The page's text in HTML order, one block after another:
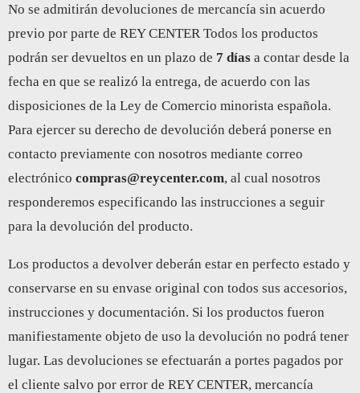
No se admitirán devoluciones de mercancía sin acuerdo
previo por parte de REY CENTER Todos los productos
podrán ser devueltos en un plazo de 7 días a contar desde la
fecha en que se realizó la entrega, de acuerdo con las
disposiciones de la Ley de Comercio minorista española.
Para ejercer su derecho de devolución deberá ponerse en
contacto previamente con nosotros mediante correo
electrónico compras@reycenter.com, al cual nosotros
responderemos especificando las instrucciones a seguir
para la devolución del producto.
Los productos a devolver deberán estar en perfecto estado y
conservarse en su envase original con todos sus accesorios,
instrucciones y documentación. Si los productos fueron
manifiestamente objeto de uso la devolución no podrá tener
lugar. Las devoluciones se efectuarán a portes pagados por
el cliente salvo por error de REY CENTER, mercancía